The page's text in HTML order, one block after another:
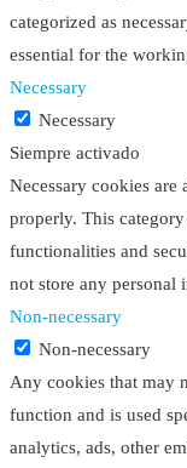
categorized as
essential for the
Necessary
Necessary
Siempre activado
Necessary cookies
properly. This
functionalities and
not store any personal
Non-necessary
Non-necessary
Any cookies that may
function and is used
analytics, ads, other